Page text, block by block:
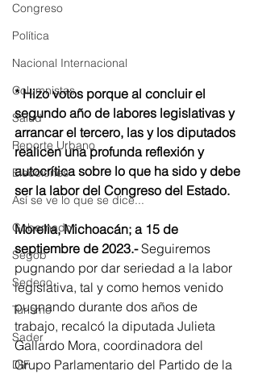
Congreso
Política
Nacional Internacional
Columnistas
Salud
Reporte Urbano
Elecciones
Así se ve lo que se dice...
Gobernador
Segob
Sedeco
Turismo
Sader
DIF
* Hizo votos porque al concluir el
segundo año de labores legislativas y
arrancar el tercero, las y los diputados
realicen una profunda reflexión y
autocrítica sobre lo que ha sido y debe
ser la labor del Congreso del Estado.
Morelia, Michoacán; a 15 de
septiembre de 2023.- Seguiremos
pugnando por dar seriedad a la labor
legislativa, tal y como hemos venido
pugnando durante dos años de
trabajo, recalcó la diputada Julieta
Gallardo Mora, coordinadora del
Grupo Parlamentario del Partido de la